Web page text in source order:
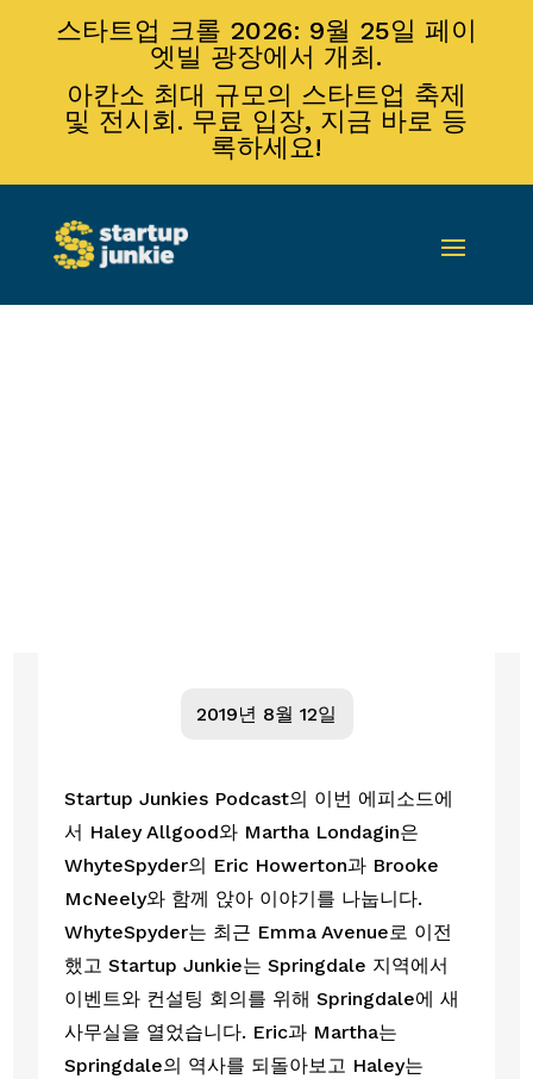
스타트업 크롤 2026: 9월 25일 페이
엣빌 광장에서 개최.
아칸소 최대 규모의 스타트업 축제
및 전시회. 무료 입장, 지금 바로 등
록하세요!
2019년 8월 12일
Startup Junkies Podcast의 이번 에피소드에
서 Haley Allgood와 Martha Londagin은
WhyteSpyder의 Eric Howerton과 Brooke
McNeely와 함께 앉아 이야기를 나눕니다.
WhyteSpyder는 최근 Emma Avenue로 이전
했고 Startup Junkie는 Springdale 지역에서
이벤트와 컨설팅 회의를 위해 Springdale에 새
사무실을 열었습니다. Eric과 Martha는
Springdale의 역사를 되돌아보고 Haley는